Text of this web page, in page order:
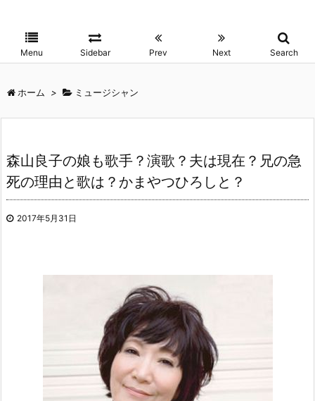
Menu Sidebar Prev Next Search
ホーム > ミュージシャン
森山良子の娘も歌手？演歌？夫は現在？兄の急
死の理由と歌は？かまやつひろしと？
2017年5月31日